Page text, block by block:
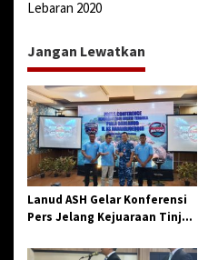
i
g
a
s
i
p
o
s
Lebaran 2020
Jangan Lewatkan
Lanud ASH Gelar Konferensi
Pers Jelang Kejuaraan Tinju
2026